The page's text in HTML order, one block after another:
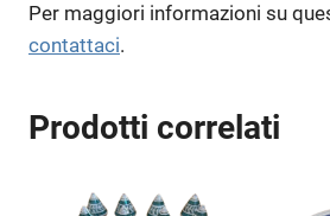
Per maggiori informazioni su
contattaci.
Prodotti correlati